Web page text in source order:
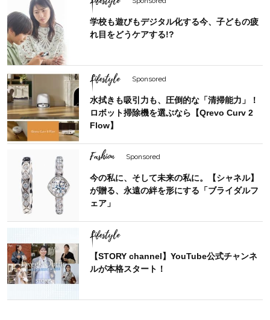
学校も遊びもデジタル化する今、子どもの疲
れ目をどうケアする!?
Lifestyle Sponsored
水拭きも吸引力も、圧倒的な「清掃能力」！
ロボット掃除機を選ぶなら【Qrevo Curv 2
Flow】
Fashion Sponsored
今の私に、そして未来の私に。【シャネル】
が贈る、永遠の絆を形にする「ブライダルフ
ェア」
Lifestyle
【STORY channel】YouTube公式チャンネ
ルが本格スタート！